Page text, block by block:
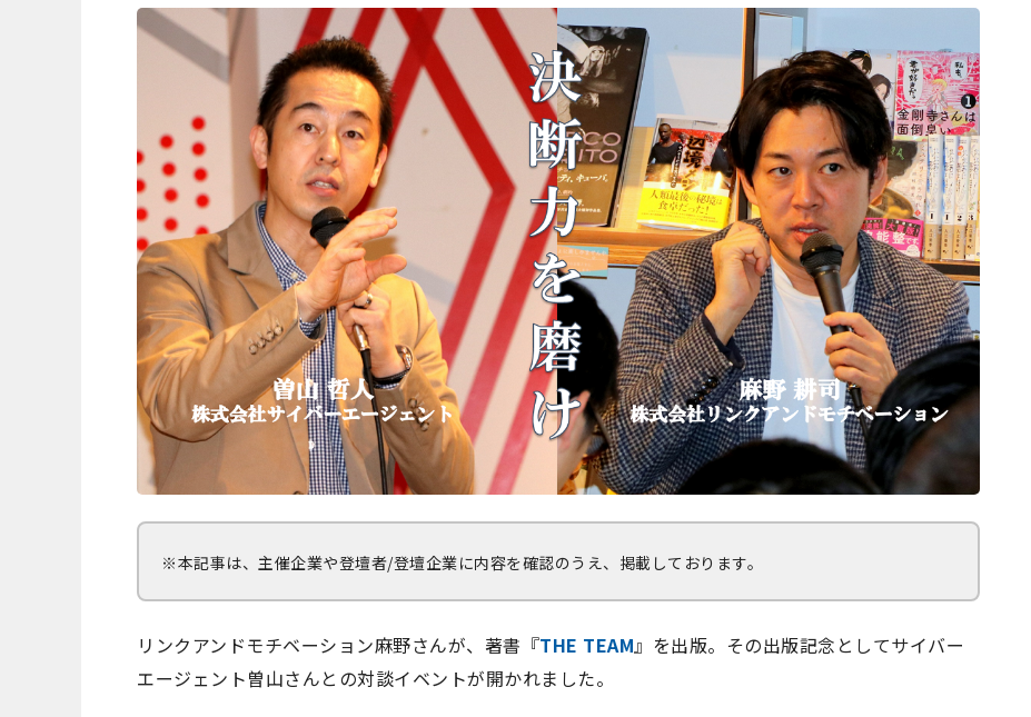
※本記事は、主催企業や登壇者/登壇企業に内容を確認のうえ、掲載しております。
リンクアンドモチベーション麻野さんが、著書『THE TEAM』を出版。その出版記念としてサイバー
エージェント曽山さんとの対談イベントが開かれました。